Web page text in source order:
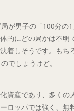
が男子の「100分の
的にどの局かは不明
着しそうです。もち
でしょうけど。
資産であり、多くの
ロッパでは強く、無